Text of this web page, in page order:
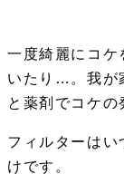
一度綺麗にコケ
いたり…。我が
と薬剤でコケの
フィルターはい
けです。